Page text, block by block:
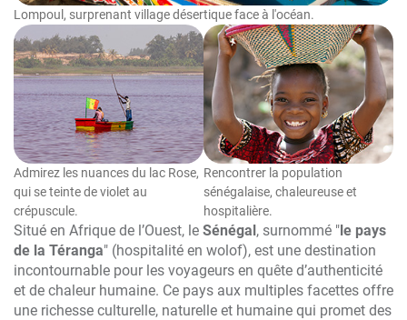
Lompoul, surprenant village désertique face à l'océan.
Admirez les nuances du lac Rose,
qui se teinte de violet au
crépuscule.
Rencontrer la population
sénégalaise, chaleureuse et
hospitalière.
Situé en Afrique de l’Ouest, le Sénégal, surnommé "le pays
de la Téranga" (hospitalité en wolof), est une destination
incontournable pour les voyageurs en quête d’authenticité
et de chaleur humaine. Ce pays aux multiples facettes offre
une richesse culturelle, naturelle et humaine qui promet des